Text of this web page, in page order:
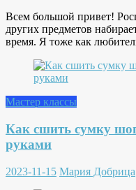
Всем большой привет!
других предметов
время. Я тоже как
Мастер классы
Как сшить сумку
руками
2023-11-15 Мария Добрица